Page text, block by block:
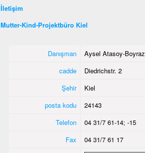
İletişim
Mutter-Kind-Projektbüro Kiel
Danışman
Aysel Atasoy-Boyraz
cadde
Diedrichstr. 2
Şehir
Kiel
posta kodu
24143
Telefon
04 31/7 61-14; -15
Fax
04 31/7 61 17